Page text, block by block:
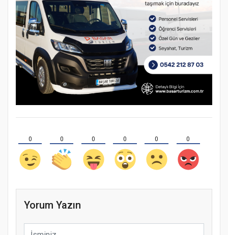
0 0 0 0 0 0
Yorum Yazın